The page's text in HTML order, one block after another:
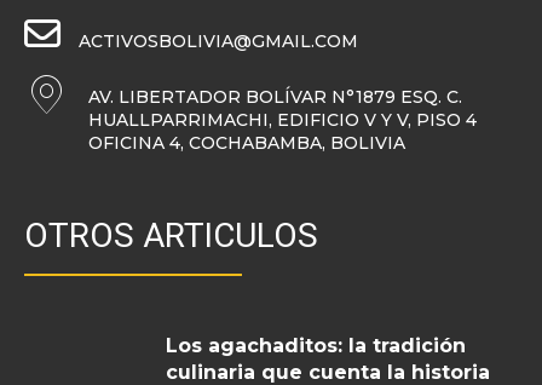
ACTIVOSBOLIVIA@GMAIL.COM
AV. LIBERTADOR BOLÍVAR N°1879 ESQ. C.
HUALLPARRIMACHI, EDIFICIO V Y V, PISO 4
OFICINA 4, COCHABAMBA, BOLIVIA
OTROS ARTICULOS
Los agachaditos: la tradición
culinaria que cuenta la historia